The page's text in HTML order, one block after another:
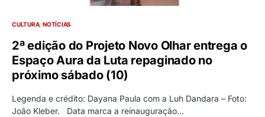
CULTURA NOTÍCIAS
2ª edição do Projeto Novo Olhar entrega o
Espaço Aura da Luta repaginado no
próximo sábado (10)
Legenda e crédito: Dayana Paula com a Luh Dandara – Foto:
João Kleber. Data marca a reinauguração…